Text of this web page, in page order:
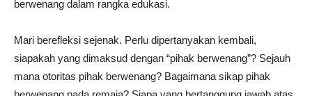
berwenang dalam rangka edukasi.
Mari berefleksi sejenak. Perlu dipertanyakan kembali,
siapakah yang dimaksud dengan “pihak berwenang”? Sejauh
mana otoritas pihak berwenang? Bagaimana sikap pihak